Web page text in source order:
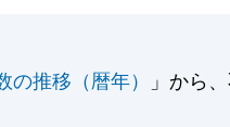
推移（暦年）
」から